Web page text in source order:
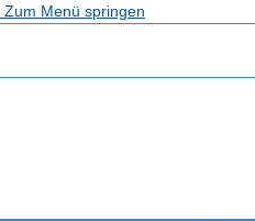
Zum Menü springen